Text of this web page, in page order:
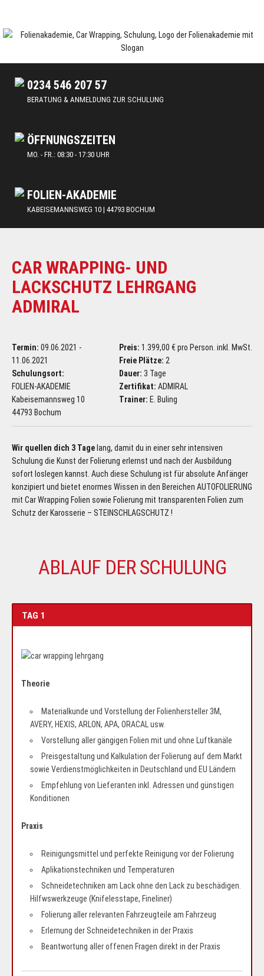
content
FOLIENAKADEMIE
0234 546 207 57
BERATUNG & ANMELDUNG ZUR SCHULUNG
ÖFFNUNGSZEITEN
MO. - FR.: 08:30 - 17:30 UHR
FOLIEN-AKADEMIE
KABEISEMANNSWEG 10 | 44793 BOCHUM
CAR WRAPPING- UND
LACKSCHUTZ LEHRGANG
ADMIRAL
Termin: 09.06.2021 -
11.06.2021
Schulungsort:
FOLIEN-AKADEMIE
Kabeisemannsweg 10
44793 Bochum
Preis: 1.399,00 € pro Person. inkl. MwSt.
Freie Plätze: 2
Dauer: 3 Tage
Zertifikat: ADMIRAL
Trainer: E. Buling
Wir quellen dich 3 Tage lang, damit du in einer sehr intensiven
Schulung die Kunst der Folierung erlernst und nach der Ausbildung
sofort loslegen kannst. Auch diese Schulung ist für absolute Anfänger
konzipiert und bietet enormes Wissen in den Bereichen AUTOFOLIERUNG
mit Car Wrapping Folien sowie Folierung mit transparenten Folien zum
Schutz der Karosserie – STEINSCHLAGSCHUTZ !
ABLAUF DER SCHULUNG
TAG 1
Theorie
Materialkunde und Vorstellung der Folienhersteller 3M,
AVERY, HEXIS, ARLON, APA, ORACAL usw.
Vorstellung aller gängigen Folien mit und ohne Luftkanäle
Preisgestaltung und Kalkulation der Folierung auf dem Markt
sowie Verdienstmöglichkeiten in Deutschland und EU Ländern
Empfehlung von Lieferanten inkl. Adressen und günstigen
Konditionen
Praxis
Reinigungsmittel und perfekte Reinigung vor der Folierung
Aplikationstechniken und Temperaturen
Schneidetechniken am Lack ohne den Lack zu beschädigen.
Hilfwswerkzeuge (Knifelesstape, Fineliner)
Folierung aller relevanten Fahrzeugteile am Fahrzeug
Erlernung der Schneidetechniken in der Praxis
Beantwortung aller offenen Fragen direkt in der Praxis